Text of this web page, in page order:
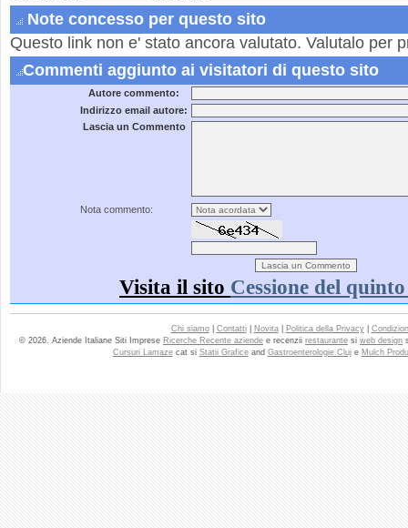
Note concesso per questo sito
Questo link non e' stato ancora valutato. Valutalo per
Commenti aggiunto ai visitatori di questo sito
Autore commento:
Indirizzo email autore:
Lascia un Commento
Nota commento:
Visita il sito Cessione del
Chi siamo| Contatti| Novita| Politica della Privacy|
© 2026. Aziende Italiane Siti Imprese Ricerche Recente aziende e recenzii restaurante si web design
Cursuri Lamazecat si Statii Graficeand Gastroenterologie Cluje Mulch